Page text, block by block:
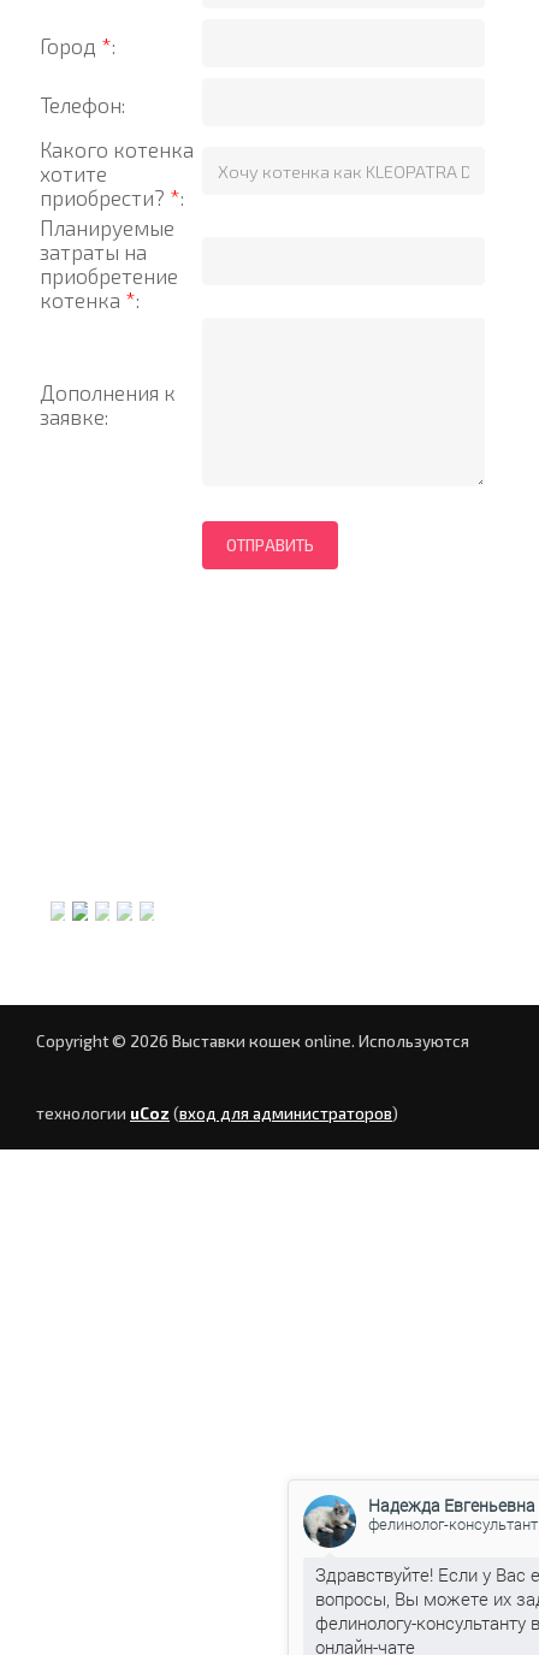
Город *:
Телефон:
Какого котенка
хотите
приобрести? *:
Планируемые
затраты на
приобретение
котенка *:
Дополнения к
заявке:
Copyright © 2026 Выставки кошек online. Используются
технологии uCoz (вход для администраторов)
Надежда Евгеньевна
фелинолог-консультант
Здравствуйте! Если у Вас
вопросы, Вы можете их
фелинологу-консультанту в
онлайн-чате